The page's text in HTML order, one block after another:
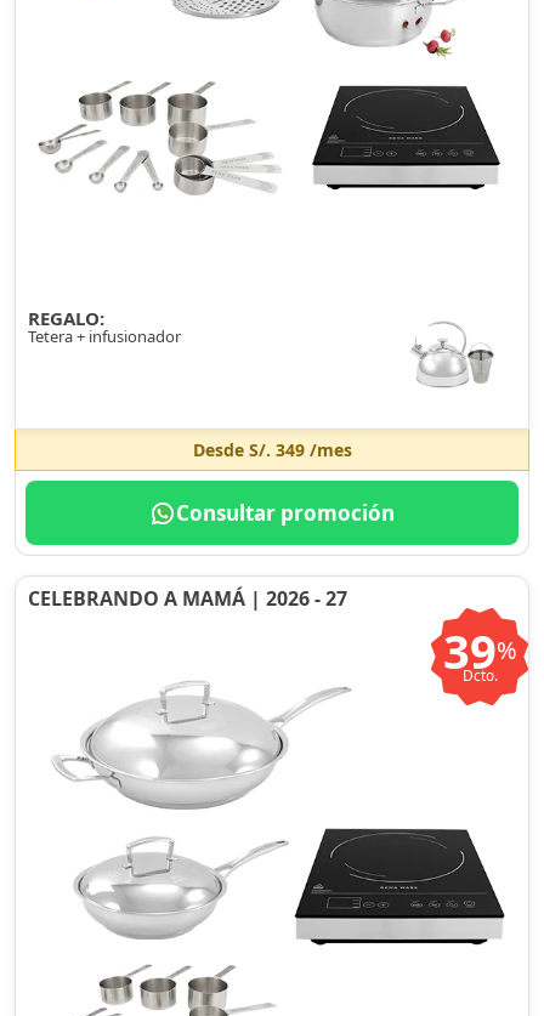
REGALO:
Tetera + infusionador
Desde S/. 349/mes
Consultar promoción
CELEBRANDO A MAMÁ | 2026 - 27
39%
Dcto.